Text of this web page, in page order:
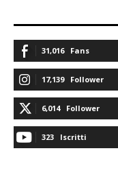
31,016 Fans
17,139 Follower
6,014 Follower
323 Iscritti